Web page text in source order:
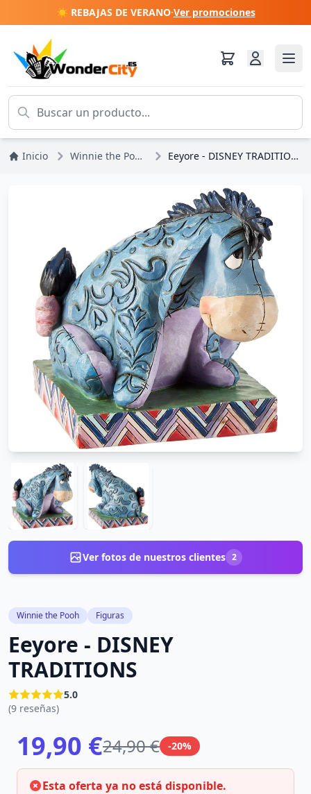
☀️ REBAJAS DE VERANO·Ver promociones
Inicio Winnie the Pooh Eeyore - DISNEY TRADITIONS
Ver fotos de nuestros clientes 2
Winnie the Pooh Figuras
Eeyore - DISNEY
TRADITIONS
5.0
(9 reseñas)
19,90 €24,90 € -20%
Esta oferta ya no está disponible.